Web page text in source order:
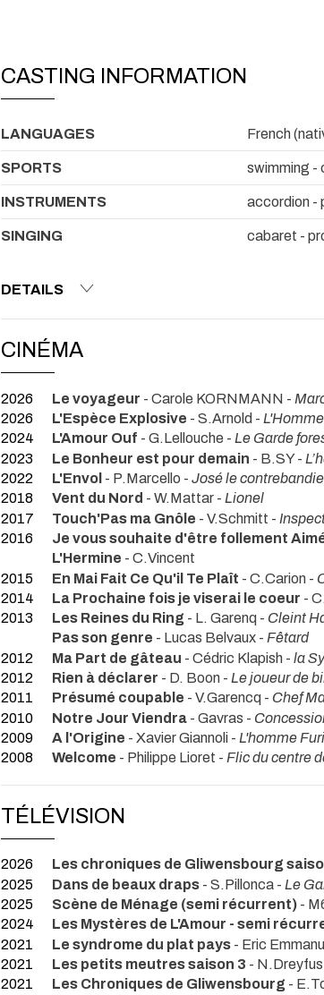
CASTING INFORMATION
LANGUAGES French
SPORTS swimming -
INSTRUMENTS accordion -
SINGING cabaret -
DETAILS
CINÉMA
2026 Le voyageur - Carole KORNMANN -
2026
L'Espèce Explosive - S.Arnold -
2024
L'Amour Ouf - G.Lellouche - Le Garde
2023
Le Bonheur est pour demain - B.SY -
2022
L'Envol - P.Marcello - José le
2018
Vent du Nord - W.Mattar - Lionel
2017
Touch'Pas ma Gnôle - V.Schmitt -
2016
Je vous souhaite d'être follement
L'Hermine - C.Vincent
2015
En Mai Fait Ce Qu'il Te Plaît - C.Carion -
2014
La Prochaine fois je viserai le coeur -
2013
Les Reines du Ring - L. Garenq - Cleint
Pas son genre - Lucas Belvaux - Fêtard
2012
Ma Part de gâteau - Cédric Klapish - la
2012
Rien à déclarer - D. Boon - Le joueur de
2011
Présumé coupable - V.Garencq - Chef
2010
Notre Jour Viendra - Gavras -
2009
A l'Origine - Xavier Giannoli - L'homme
2008
Welcome - Philippe Lioret - Flic du centre
TÉLÉVISION
2026
Les chroniques de Gliwensbourg
2025
Dans de beaux draps - S.Pillonca - Le
2025
Scène de Ménage (semi récurrent) -
2024
Les Mystères de L'Amour - semi
2021
Le syndrome du plat pays - Eric
2021
Les petits meutres saison 3 -
2021
Les Chroniques de Gliwensbourg -